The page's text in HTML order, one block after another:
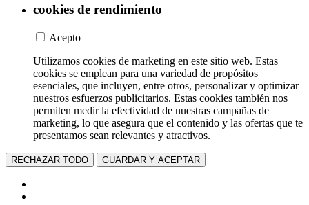
cookies de rendimiento
Acepto
Utilizamos cookies de marketing en este sitio web. Estas
cookies se emplean para una variedad de propósitos
esenciales, que incluyen, entre otros, personalizar y optimizar
nuestros esfuerzos publicitarios. Estas cookies también nos
permiten medir la efectividad de nuestras campañas de
marketing, lo que asegura que el contenido y las ofertas que te
presentamos sean relevantes y atractivos.
RECHAZAR TODO GUARDAR Y ACEPTAR